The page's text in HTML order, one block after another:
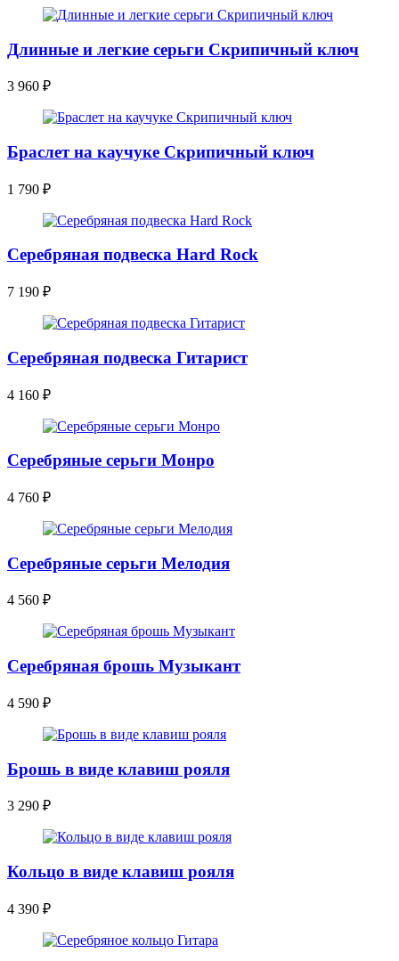
Длинные и легкие серьги Скрипичный ключ
3 960 ₽
Браслет на каучуке Скрипичный ключ
1 790 ₽
Серебряная подвеска Hard Rock
7 190 ₽
Серебряная подвеска Гитарист
4 160 ₽
Серебряные серьги Монро
4 760 ₽
Серебряные серьги Мелодия
4 560 ₽
Серебряная брошь Музыкант
4 590 ₽
Брошь в виде клавиш рояля
3 290 ₽
Кольцо в виде клавиш рояля
4 390 ₽